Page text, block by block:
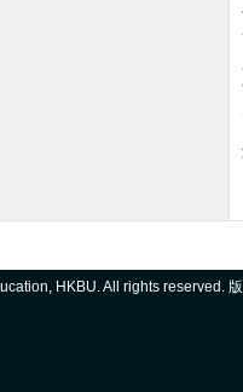
HKBU. All rights reserved.